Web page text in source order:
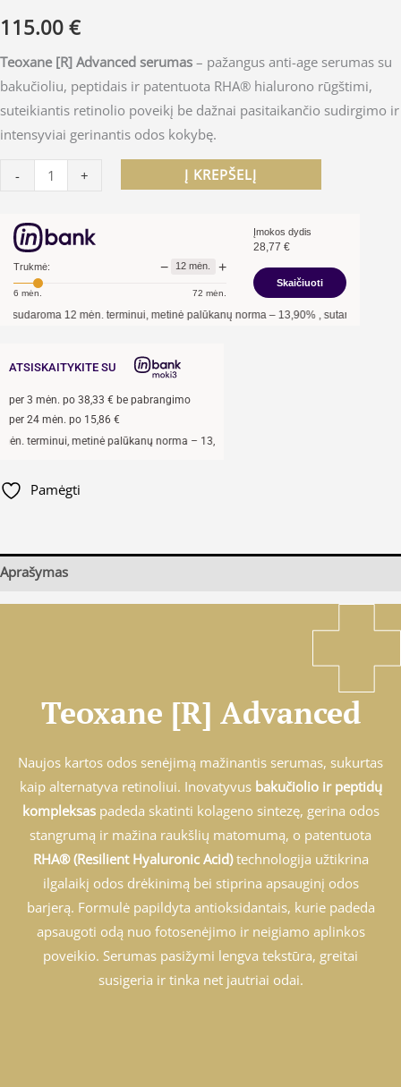
115.00 €
Teoxane [R] Advanced serumas – pažangus anti-age serumas su
bakučioliu, peptidais ir patentuota RHA® hialurono rūgštimi,
suteikiantis retinolio poveikį be dažnai pasitaikančio sudirgimo ir
intensyviai gerinantis odos kokybę.
- + Į KREPŠELĮ
Trukmė: − 12 mėn. +
6 mėn. 72 mėn.
Įmokos dydis
28,77 €
Skaičiuoti
12mėn. terminui, metinė palūkanų norma –13,90%, sutarties sudarymo
ATSISKAITYKITE SU
per 3 mėn. po 38,33 € be pabrangimo
per 24 mėn. po 15,86 €
metinė palūkanų norma –13,9%, sutarties sudarymo mokestis -
Pamėgti
Aprašymas
Teoxane [R] Advanced
Naujos kartos odos senėjimą mažinantis serumas, sukurtas
kaip alternatyva retinoliui. Inovatyvus bakučiolio ir peptidų
kompleksaspadeda skatinti kolageno sintezę, gerina odos
stangrumą ir mažina raukšlių matomumą, o patentuota
RHA® (Resilient Hyaluronic Acid)technologija užtikrina
ilgalaikį odos drėkinimą bei stiprina apsauginį odos
barjerą. Formulė papildyta antioksidantais, kurie padeda
apsaugoti odą nuo fotosenėjimo ir neigiamo aplinkos
poveikio. Serumas pasižymi lengva tekstūra, greitai
susigeria ir tinka net jautriai odai.